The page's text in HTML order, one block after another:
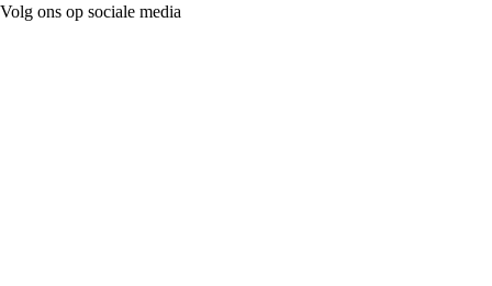
Volg ons op sociale media